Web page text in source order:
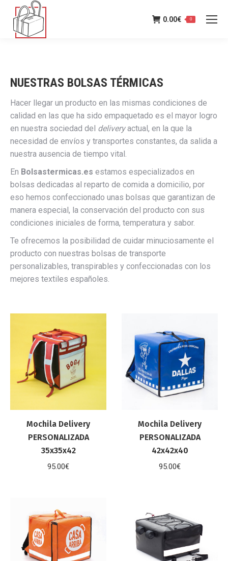
0.00€ 0
NUESTRAS BOLSAS TÉRMICAS
Hacer llegar un producto en las mismas condiciones de
calidad en las que ha sido empaquetado es el mayor logro
en nuestra sociedad del deliveryactual, en la que la
necesidad de envíos y transportes constantes, da salida a
nuestra ausencia de tiempo vital.
En Bolsastermicas.es estamos especializados en
bolsas dedicadas al reparto de comida a domicilio, por
eso hemos confeccionado unas bolsas que garantizan de
manera especial, la conservación del producto con sus
condiciones iniciales de forma, temperatura y sabor.
Te ofrecemos la posibilidad de cuidar minuciosamente el
producto con nuestras bolsas de transporte
personalizables, transpirables y confeccionadas con los
mejores textiles españoles.
Mochila Delivery
PERSONALIZADA
35x35x42
95.00€
Mochila Delivery
PERSONALIZADA
42x42x40
95.00€